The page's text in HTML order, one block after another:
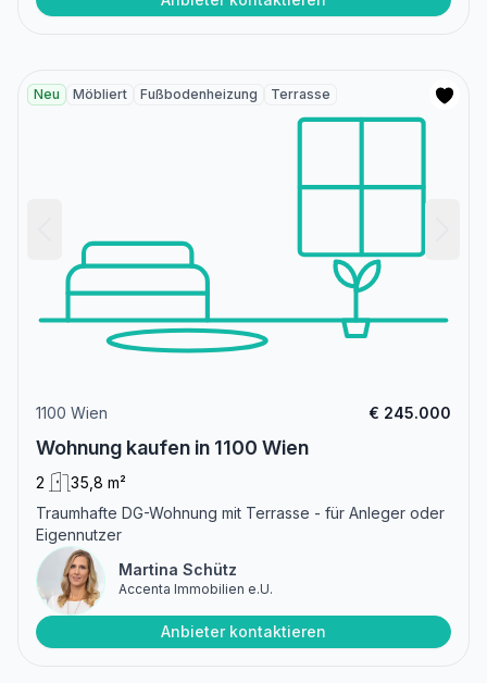
Neu Möbliert Fußbodenheizung Terrasse
1100 Wien € 245.000
Wohnung kaufen in 1100 Wien
2
35,8 m²
Traumhafte DG-Wohnung mit Terrasse - für Anleger oder
Eigennutzer
Martina Schütz
Accenta Immobilien e.U.
Anbieter kontaktieren